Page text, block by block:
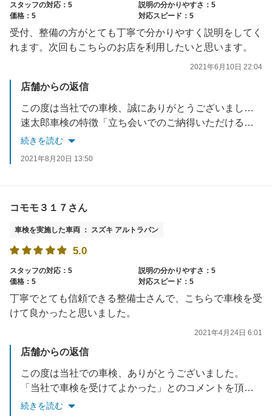
スタッフの対応：5
説明の分かりやすさ：5
価格：5
対応スピード：5
受付、整備の方がとても丁寧で分かりやすく説明をしてく
れます。次回もこちらのお店を利用したいと思います。
2021年6月10日 22:04
店舗からの返信
この度は当社での車検、誠にありがとうございました。
速太郎車検の特徴「立ち会いでのご納得いただける説明と見積もり」が、しっかりとお客様に伝わり私どもも、嬉しく思っております。また次回の車検はもちろん、オイル交換等も是非お寄りください。社員一同心よりお待ちしております。
続きを読む
2021年8月20日 13:50
コモモ３１７さん
車検を実施した車両 ： スズキ アルトラパン
5.0
スタッフの対応：5
説明の分かりやすさ：5
価格：5
対応スピード：5
丁寧でとても信頼できる整備士さんで、こちらで車検を受
けて良かったと思いました。
2021年4月24日 6:01
店舗からの返信
この度は当社での車検、ありがとうございました。
「当社で車検を受けてよかった」とのコメントを頂き、社員一同本当に嬉しくおもっております。
また、オイル交換等でのご来店お待ちしております。
続きを読む